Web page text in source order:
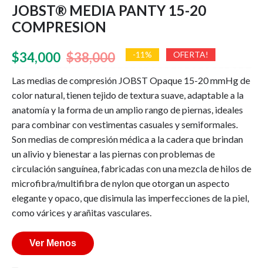
JOBST® MEDIA PANTY 15-20
COMPRESION
$38,000El
precio
original
era:
$38,000.
$34,000
El
precio
actual
es:
$34,000.
-11% OFERTA!
Las medias de compresión JOBST Opaque 15-20 mmHg de
color natural, tienen tejido de textura suave, adaptable a la
anatomía y la forma de un amplio rango de piernas, ideales
para combinar con vestimentas casuales y semiformales.
Son medias de compresión médica a la cadera que brindan
un alivio y bienestar a las piernas con problemas de
circulación sanguínea, fabricadas con una mezcla de hilos de
microfibra/multifibra de nylon que otorgan un aspecto
elegante y opaco, que disimula las imperfecciones de la piel,
como várices y arañitas vasculares.
Ver Menos